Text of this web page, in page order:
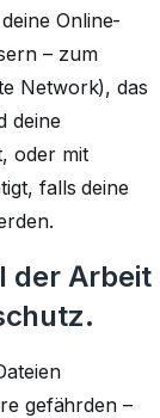
Online-
– zum
Network), das
deine
oder mit
falls deine
der Arbeit
gefährden –